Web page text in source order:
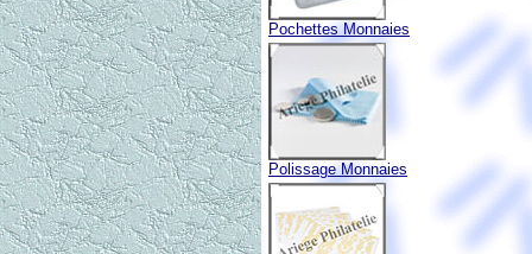
Pochettes Monnaies
Polissage Monnaies